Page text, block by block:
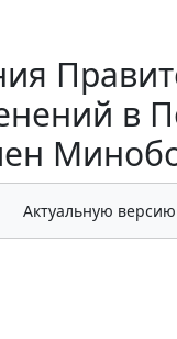
в
Актуальную